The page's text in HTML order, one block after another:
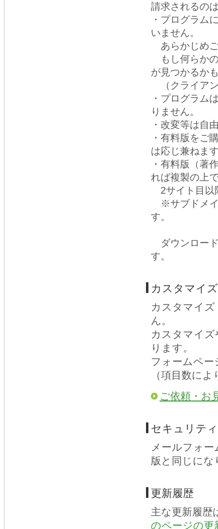
請求されるの
・プログラム
いません。
あらかじめ
もし何らか
が見つかるか
（クライア
・プログラム
りません。
・改変等は自
・有料版をご
は応じ兼ねま
・有料版（著
れば複製の上
2サイト目以
※サブドメイ
す。
ダウンロー
す。
カスタマイ
カスタマイ
ん。
カスタマイズ
ります。
フォームペ
（項目数に
ご依頼・お
セキュリテ
メールフォ
版と同じにな
更新履歴
主な更新履歴
のページの更